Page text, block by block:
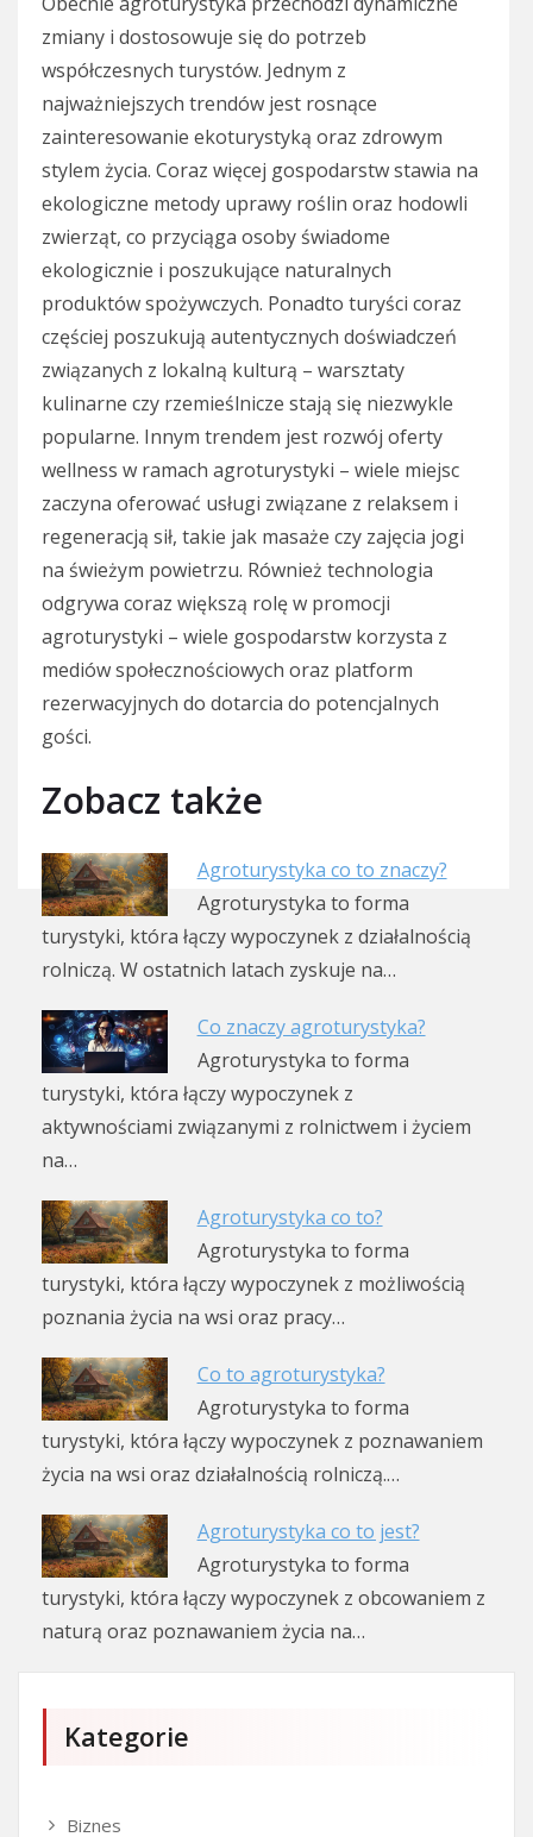
zmiany i dostosowuje się do potrzeb
współczesnych turystów. Jednym z
najważniejszych trendów jest rosnące
zainteresowanie ekoturystyką oraz zdrowym
stylem życia. Coraz więcej gospodarstw stawia na
ekologiczne metody uprawy roślin oraz hodowli
zwierząt, co przyciąga osoby świadome
ekologicznie i poszukujące naturalnych
produktów spożywczych. Ponadto turyści coraz
częściej poszukują autentycznych doświadczeń
związanych z lokalną kulturą – warsztaty
kulinarne czy rzemieślnicze stają się niezwykle
popularne. Innym trendem jest rozwój oferty
wellness w ramach agroturystyki – wiele miejsc
zaczyna oferować usługi związane z relaksem i
regeneracją sił, takie jak masaże czy zajęcia jogi
na świeżym powietrzu. Również technologia
odgrywa coraz większą rolę w promocji
agroturystyki – wiele gospodarstw korzysta z
mediów społecznościowych oraz platform
rezerwacyjnych do dotarcia do potencjalnych
gości.
Zobacz także
Agroturystyka co to znaczy?
Agroturystyka to forma
turystyki, która łączy wypoczynek z działalnością
rolniczą. W ostatnich latach zyskuje na…
Co znaczy agroturystyka?
Agroturystyka to forma
turystyki, która łączy wypoczynek z
aktywnościami związanymi z rolnictwem i życiem
na…
Agroturystyka co to?
Agroturystyka to forma
turystyki, która łączy wypoczynek z możliwością
poznania życia na wsi oraz pracy…
Co to agroturystyka?
Agroturystyka to forma
turystyki, która łączy wypoczynek z poznawaniem
życia na wsi oraz działalnością rolniczą.…
Agroturystyka co to jest?
Agroturystyka to forma
turystyki, która łączy wypoczynek z obcowaniem z
naturą oraz poznawaniem życia na…
Kategorie
Biznes